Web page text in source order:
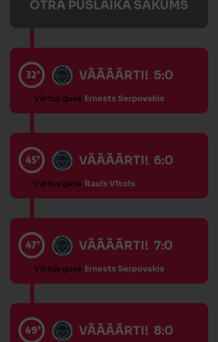
OTRĀ PUSLAIKA SĀKUMS
32’ VĀĀĀĀRTI! 5:0
Vārtus guva Ernests Serpovskis
45’ VĀĀĀĀRTI! 6:0
Vārtus guva Rauls Vītols
47’ VĀĀĀĀRTI! 7:0
Vārtus guva Ernests Serpovskis
49’ VĀĀĀĀRTI! 8:0